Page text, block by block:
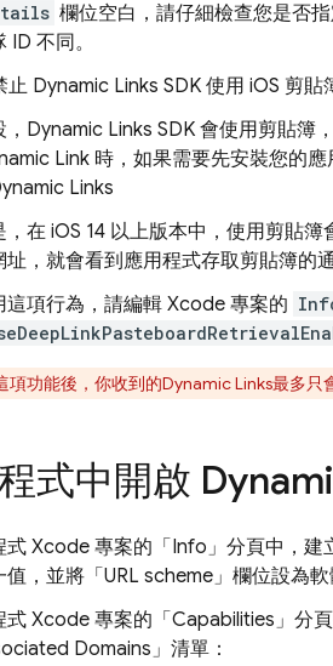
欄位空白，請仔細檢查您是否
ID 不同。
止 Dynamic Links SDK 使用 iOS 剪貼
Dynamic Links SDK 會使用剪貼簿
Link 時，如果需要先安裝您的
Links
，在 iOS 14 以上版本中，使用剪貼
址，就會看到應用程式存取剪貼簿的
這項行為，請編輯 Xcode 專案的
項功能後，你收到的Dynamic Links最多只
式中開啟
式 Xcode 專案的「Info」 分頁中，建
，並將「URL scheme」 欄位設為
式 Xcode 專案的「Capabilities」 分
Domains」 清單：